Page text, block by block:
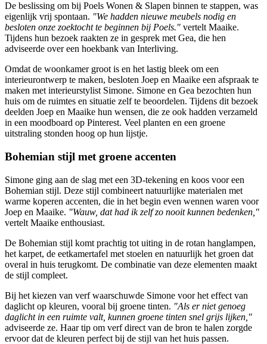
De beslissing om bij Poels Wonen & Slapen binnen te stappen, was
eigenlijk vrij spontaan. "We hadden nieuwe meubels nodig en
besloten onze zoektocht te beginnen bij Poels." vertelt Maaike.
Tijdens hun bezoek raakten ze in gesprek met Gea, die hen
adviseerde over een hoekbank van Interliving.
Omdat de woonkamer groot is en het lastig bleek om een
interieurontwerp te maken, besloten Joep en Maaike een afspraak te
maken met interieurstylist Simone. Simone en Gea bezochten hun
huis om de ruimtes en situatie zelf te beoordelen. Tijdens dit bezoek
deelden Joep en Maaike hun wensen, die ze ook hadden verzameld
in een moodboard op Pinterest. Veel planten en een groene
uitstraling stonden hoog op hun lijstje.
Bohemian stijl met groene accenten
Simone ging aan de slag met een 3D-tekening en koos voor een
Bohemian stijl. Deze stijl combineert natuurlijke materialen met
warme koperen accenten, die in het begin even wennen waren voor
Joep en Maaike. "Wauw, dat had ik zelf zo nooit kunnen bedenken,"
vertelt Maaike enthousiast.
De Bohemian stijl komt prachtig tot uiting in de rotan hanglampen,
het karpet, de eetkamertafel met stoelen en natuurlijk het groen dat
overal in huis terugkomt. De combinatie van deze elementen maakt
de stijl compleet.
Bij het kiezen van verf waarschuwde Simone voor het effect van
daglicht op kleuren, vooral bij groene tinten. "Als er niet genoeg
daglicht in een ruimte valt, kunnen groene tinten snel grijs lijken,"
adviseerde ze. Haar tip om verf direct van de bron te halen zorgde
ervoor dat de kleuren perfect bij de stijl van het huis passen.